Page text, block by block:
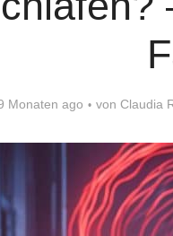
Monaten ago von Claudia